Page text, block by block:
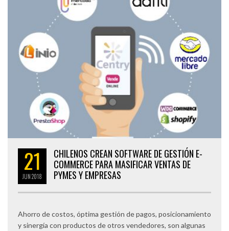
21
JUN2018
CHILENOS CREAN SOFTWARE DE GESTIÓN E-
COMMERCE PARA MASIFICAR VENTAS DE
PYMES Y EMPRESAS
Ahorro de costos, óptima gestión de pagos, posicionamiento
y sinergía con productos de otros vendedores, son algunas